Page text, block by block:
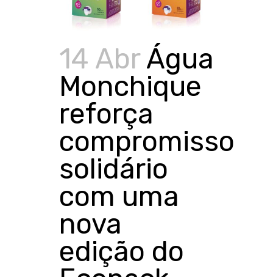
14 Abr Água
Monchique
reforça
compromisso
solidário
com uma
nova
edição do